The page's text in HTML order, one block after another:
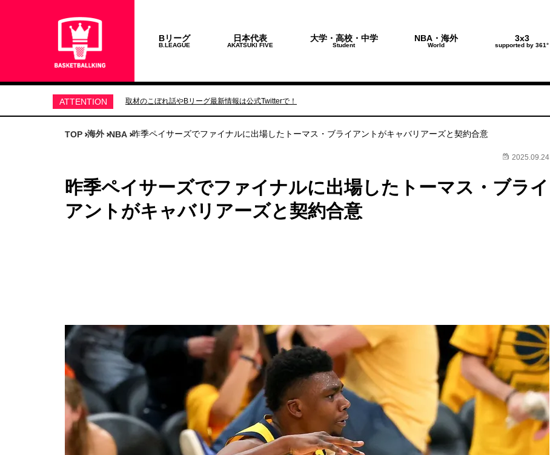
Bリーグ
B.LEAGUE
日本代表
AKATSUKI FIVE
大学・高校・中学
Student
NBA・海外
World
3x3
supported by 361°
ATTENTION 取材のこぼれ話やBリーグ最新情報は公式Twitterで！
TOP 海外 NBA 昨季ペイサーズでファイナルに出場したトーマス・ブライアントがキャバリアーズと契約合意
2025.09.24
昨季ペイサーズでファイナルに出場したトーマス・ブライ
アントがキャバリアーズと契約合意